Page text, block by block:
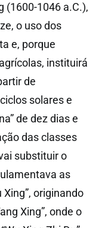
(1600-1046 a.C.),
o uso dos
e, porque
instituirá
de
solares e
de dez dias e
das classes
substituir o
as
originando
Xing”, onde o